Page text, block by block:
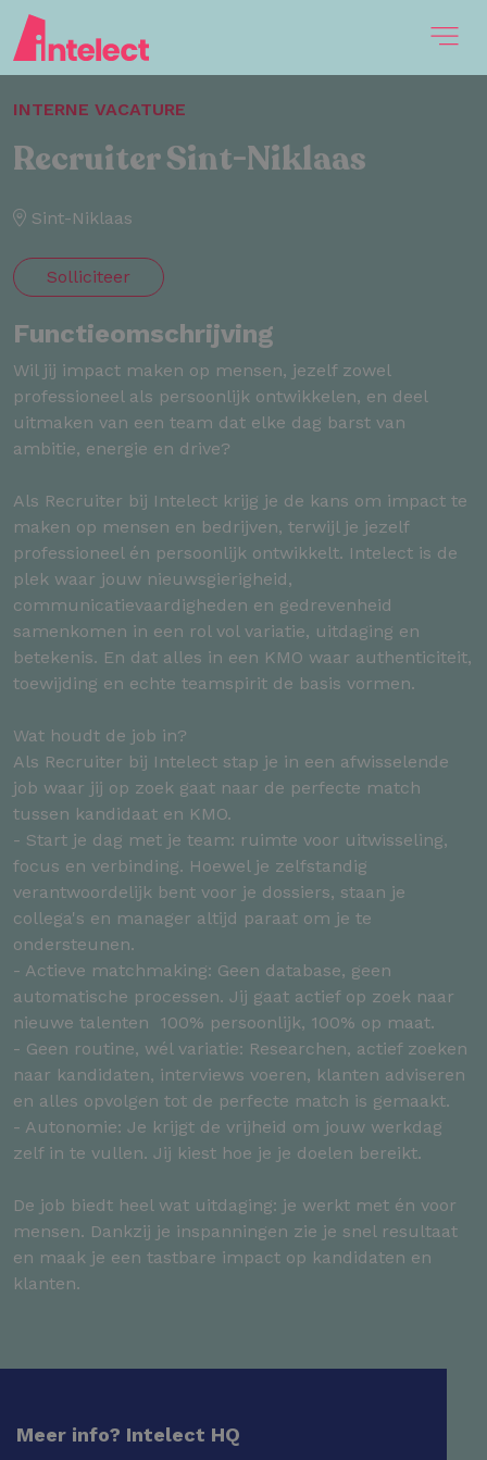
INTERNE VACATURE
Recruiter Sint-Niklaas
Sint-Niklaas
Solliciteer
Functieomschrijving
Wil jij impact maken op mensen, jezelf zowel
professioneel als persoonlijk ontwikkelen, en deel
uitmaken van een team dat elke dag barst van
ambitie, energie en drive?
Als Recruiter bij Intelect krijg je de kans om impact te
maken op mensen en bedrijven, terwijl je jezelf
professioneel én persoonlijk ontwikkelt. Intelect is de
plek waar jouw nieuwsgierigheid,
communicatievaardigheden en gedrevenheid
samenkomen in een rol vol variatie, uitdaging en
betekenis. En dat alles in een KMO waar authenticiteit,
toewijding en echte teamspirit de basis vormen.
Wat houdt de job in?
Als Recruiter bij Intelect stap je in een afwisselende
job waar jij op zoek gaat naar de perfecte match
tussen kandidaat en KMO.
- Start je dag met je team: ruimte voor uitwisseling,
focus en verbinding. Hoewel je zelfstandig
verantwoordelijk bent voor je dossiers, staan je
collega's en manager altijd paraat om je te
ondersteunen.
- Actieve matchmaking: Geen database, geen
automatische processen. Jij gaat actief op zoek naar
nieuwe talenten ­ 100% persoonlijk, 100% op maat.
- Geen routine, wél variatie: Researchen, actief zoeken
naar kandidaten, interviews voeren, klanten adviseren
en alles opvolgen tot de perfecte match is gemaakt.
- Autonomie: Je krijgt de vrijheid om jouw werkdag
zelf in te vullen. Jij kiest hoe je je doelen bereikt.
De job biedt heel wat uitdaging: je werkt met én voor
mensen. Dankzij je inspanningen zie je snel resultaat
en maak je een tastbare impact op kandidaten en
klanten.
Meer info? Intelect HQ